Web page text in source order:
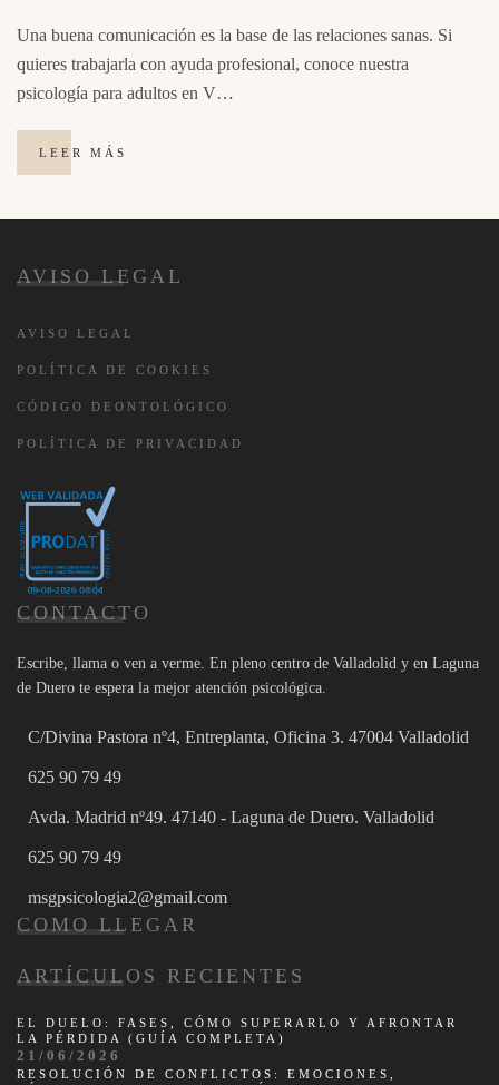
Una buena comunicación es la base de las relaciones sanas. Si
quieres trabajarla con ayuda profesional, conoce nuestra
psicología para adultos en V…
LEER MÁS
AVISO LEGAL
AVISO LEGAL
POLÍTICA DE COOKIES
CÓDIGO DEONTOLÓGICO
POLÍTICA DE PRIVACIDAD
CONTACTO
Escribe, llama o ven a verme. En pleno centro de Valladolid y en Laguna
de Duero te espera la mejor atención psicológica.
C/Divina Pastora nº4, Entreplanta, Oficina 3. 47004 Valladolid
625 90 79 49
Avda. Madrid nº49. 47140 - Laguna de Duero. Valladolid
625 90 79 49
msgpsicologia2@gmail.com
COMO LLEGAR
ARTÍCULOS RECIENTES
EL DUELO: FASES, CÓMO SUPERARLO Y AFRONTAR
LA PÉRDIDA (GUÍA COMPLETA)
21/06/2026
RESOLUCIÓN DE CONFLICTOS: EMOCIONES,